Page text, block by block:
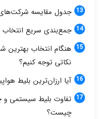
جدول مقایسه شرکت‌های
جمع‌بندی سریع انتخاب
هنگام انتخاب بهترین
نکاتی توجه کنیم؟
آیا ارزان‌ترین بلیط
تفاوت بلیط سیستمی و
چیست؟